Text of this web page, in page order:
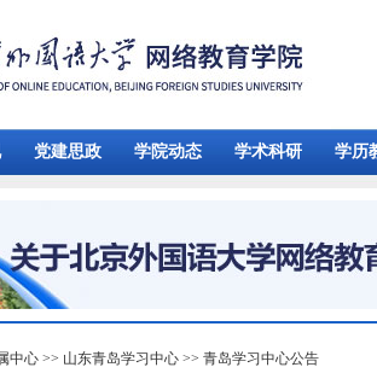
党建思政 学院动态 学术科研 学历
中心 >> 山东青岛学习中心 >> 青岛学习中心公告